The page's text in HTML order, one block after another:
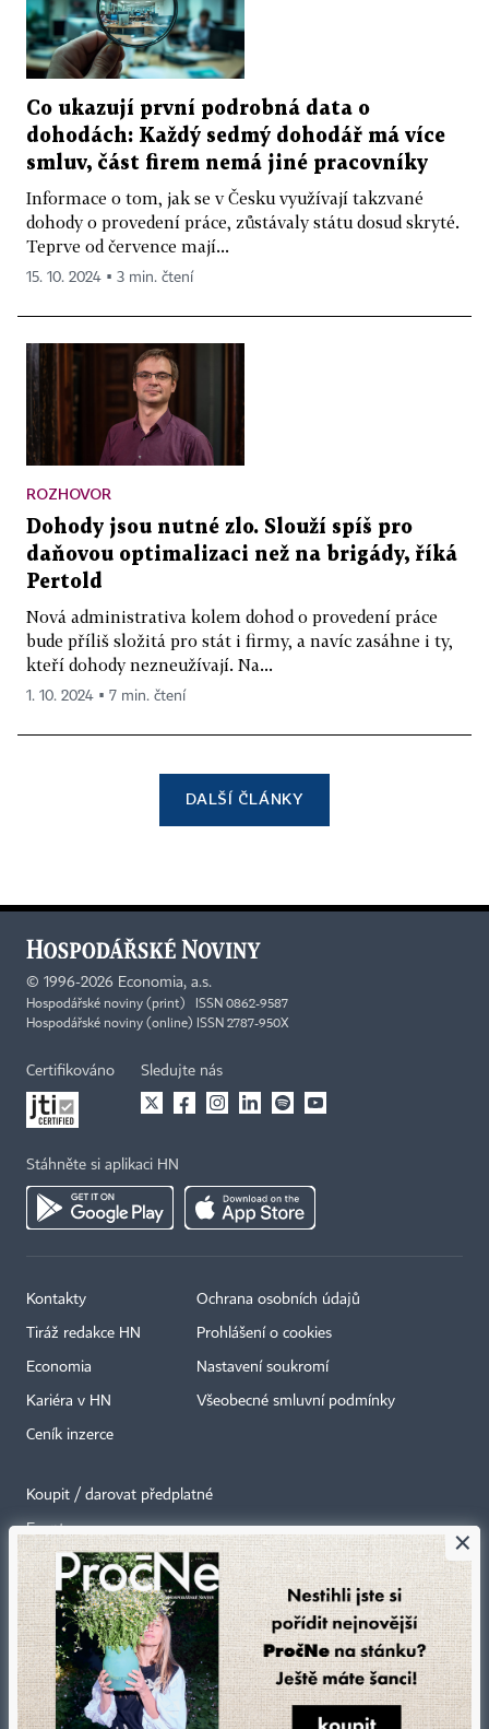
Co ukazují první podrobná data o
dohodách: Každý sedmý dohodář má více
smluv, část firem nemá jiné pracovníky
Informace o tom, jak se v Česku využívají takzvané
dohody o provedení práce, zůstávaly státu dosud skryté.
Teprve od července mají...
15. 10. 2024 ▪ 3 min. čtení
ROZHOVOR
Dohody jsou nutné zlo. Slouží spíš pro
daňovou optimalizaci než na brigády, říká
Pertold
Nová administrativa kolem dohod o provedení práce
bude příliš složitá pro stát i firmy, a navíc zasáhne i ty,
kteří dohody nezneužívají. Na...
1. 10. 2024 ▪ 7 min. čtení
DALŠÍ ČLÁNKY
© 1996-2026 Economia, a.s.
Hospodářské noviny (print) ISSN 0862-9587
Hospodářské noviny (online) ISSN 2787-950X
Certifikováno Sledujte nás
Stáhněte si aplikaci HN
Kontakty
Tiráž redakce HN
Economia
Kariéra v HN
Ceník inzerce
Ochrana osobních údajů
Prohlášení o cookies
Nastavení soukromí
Všeobecné smluvní podmínky
Koupit / darovat předplatné
Eventy
Newslettery
RSS kanály
Autorská práva vykonává vydavatel. Bez písemného svolení vydavatele je
zakázáno jakékoli užití částí nebo celku díla, zejména rozmnožování a šíření
jakýmkoli způsobem, mechanickým nebo elektronickým, v českém nebo
×